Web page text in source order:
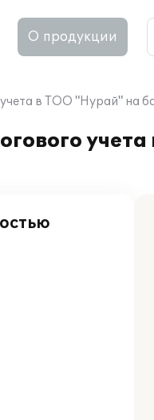
О продукции
в ТОО "Нурай" на